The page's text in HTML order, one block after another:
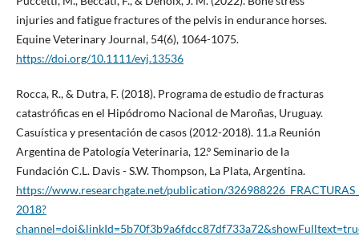
injuries and fatigue fractures of the pelvis in endurance horses.
Equine Veterinary Journal, 54(6), 1064-1075.
https://doi.org/10.1111/evj.13536
Rocca, R., & Dutra, F. (2018). Programa de estudio de fracturas
catastróficas en el Hipódromo Nacional de Maroñas, Uruguay.
Casuística y presentación de casos (2012-2018). 11.a Reunión
Argentina de Patología Veterinaria, 12.º Seminario de la
Fundación C.L. Davis - S.W. Thompson, La Plata, Argentina.
https://www.researchgate.net/publication/
2018?